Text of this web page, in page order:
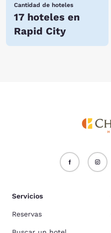
Cantidad de hoteles
17 hoteles en
Rapid City
Servicios
Reservas